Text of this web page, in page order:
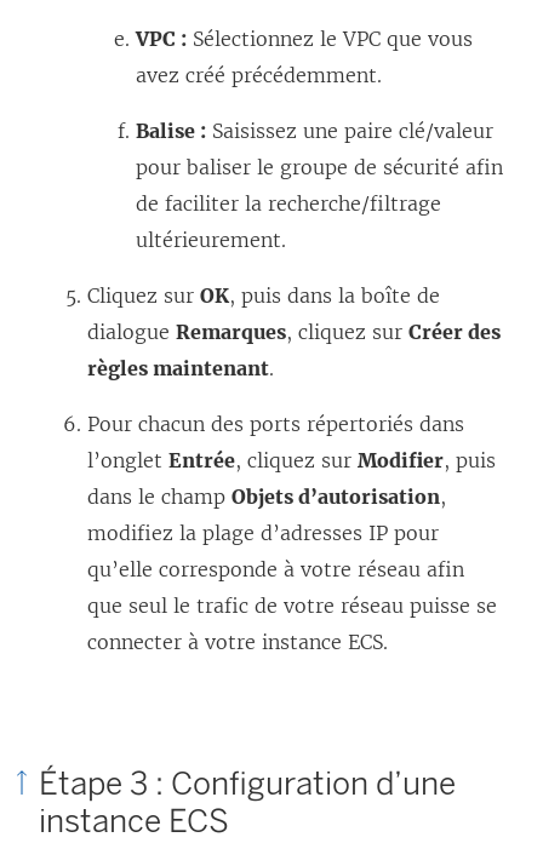
VPC : Sélectionnez le VPC que vous
avez créé précédemment.
Balise : Saisissez une paire clé/valeur
pour baliser le groupe de sécurité afin
de faciliter la recherche/filtrage
ultérieurement.
Cliquez sur OK, puis dans la boîte de
dialogue Remarques, cliquez sur Créer des
règles maintenant.
Pour chacun des ports répertoriés dans
l’onglet Entrée, cliquez sur Modifier, puis
dans le champ Objets d’autorisation,
modifiez la plage d’adresses IP pour
qu’elle corresponde à votre réseau afin
que seul le trafic de votre réseau puisse se
connecter à votre instance ECS.
Étape 3 : Configuration d’une
instance ECS